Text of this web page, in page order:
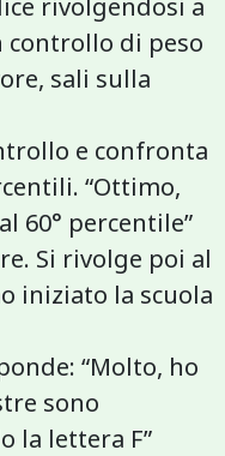
controllo di peso
sali sulla
e confronta
“Ottimo,
60° percentile”
Si rivolge poi al
iniziato la scuola
“Molto, ho
sono
la lettera F”